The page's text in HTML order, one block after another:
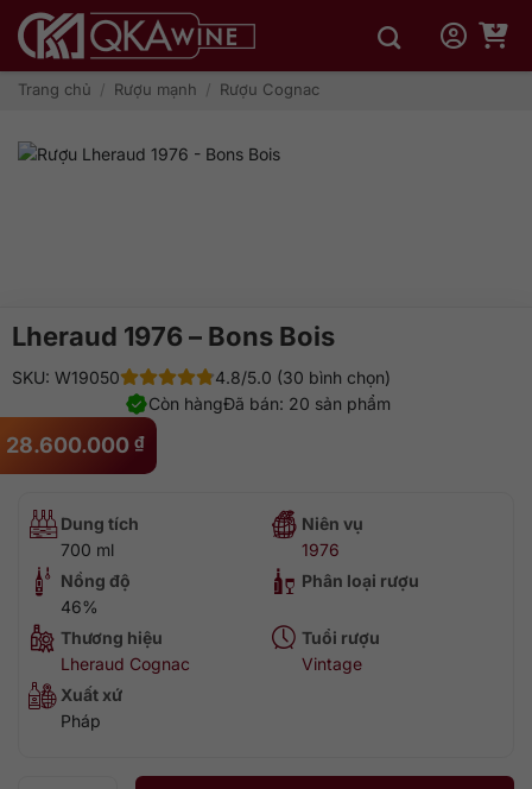
qua
dungTrang chủ / Rượu mạnh / Rượu Cognac
Lheraud 1976 – Bons Bois
28.600.000 ₫
SKU: W19050
4.8/5.0 (30 bình chọn)
Đã bán: 20 sản phẩm
Còn hàng
Dung tích
700 ml
Niên vụ
1976
Nồng độ
46%
Phân loại rượu
Thương hiệu
Lheraud Cognac
Tuổi rượu
Vintage
Xuất xứ
Pháp